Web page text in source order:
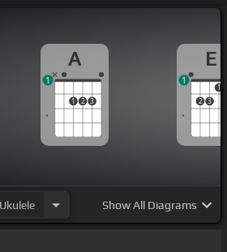
di cosa è capace un cuore
di partire da dieci minuti,
quelle che non ho mai
A
1 2 3
1
E
2 3
1
1
Ukulele ShowAll Diagrams